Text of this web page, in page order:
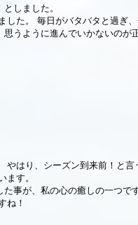
しました。
した。 毎日がバタバタと過ぎ
うように進んでいかないのが
やはり、シーズン到来前！と言
ます。
事が、私の心の癒しの一つで
ね！